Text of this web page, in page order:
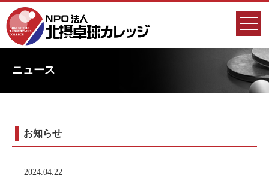
ニュース
お知らせ
2024.04.22